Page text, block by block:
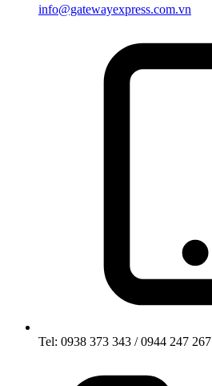
info@gatewayexpress.com.vn
Tel: 0938 373 343 / 0944 247 267